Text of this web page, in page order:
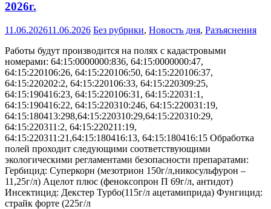
2026г.
11.06.202611.06.2026 Без рубрики, Новость дня, Разъяснения
Работы будут производится на полях с кадастровыми
номерами: 64:15:0000000:836, 64:15:0000000:47,
64:15:220106:26, 64:15:220106:50, 64:15:220106:37,
64:15:220202:2, 64:15:220106:33, 64:15:220309:25,
64:15:190416:23, 64:15:220106:31, 64:15:22031:1,
64:15:190416:22, 64:15:220310:246, 64:15:220031:19,
64:15:180413:298,64:15:220310:29,64:15:220310:29,
64:15:220311:2, 64:15:220211:19,
64:15:220311:21,64:15:180416:13, 64:15:180416:15 Обработка
полей проходит следующими соответствующими
экологическими регламентами безопасности препаратами:
Гербицид: Суперкорн (мезотрион 150г/л,никосульфурон –
11,25г/л) Ацелот плюс (феноксопрон П 69г/л, антидот)
Инсектицид: Декстер Турбо(115г/л ацетамиприда) Фунгицид:
страйк форте (225г/л